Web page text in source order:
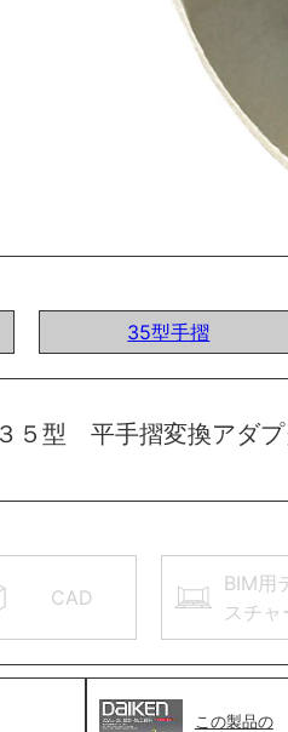
35型手摺
型 平手摺変換アダプ
CAD
BIM用
スチャ
この製品の